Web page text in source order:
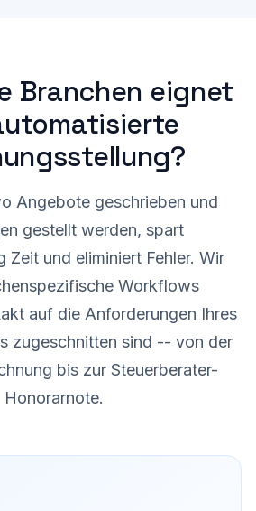
Branchen eignet
Angebote geschrieben und
gestellt werden, spart
Zeit und eliminiert Fehler. Wir
Workflows
auf die Anforderungen Ihres
zugeschnitten sind -- von der
bis zur Steuerberater-
Honorarnote.